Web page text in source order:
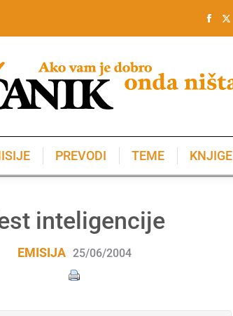
PREVODI TEME KNJIGE
inteligencije
EMISIJA 25/06/2004
KNJIGE